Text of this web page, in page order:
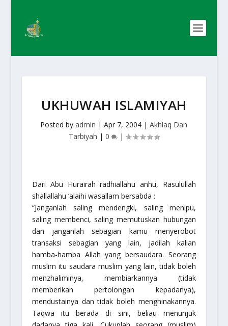
UKHUWAH ISLAMIYAH
Posted byadmin |Apr 7, 2004 |Akhlaq Dan
Tarbiyah | 0 |
Dari Abu Hurairah radhiallahu anhu, Rasulullah
shallallahu ‘alaihi wasallam bersabda :
“Janganlah saling mendengki, saling menipu,
saling membenci, saling memutuskan hubungan
dan janganlah sebagian kamu menyerobot
transaksi sebagian yang lain, jadilah kalian
hamba-hamba Allah yang bersaudara. Seorang
muslim itu saudara muslim yang lain, tidak boleh
menzhaliminya, membiarkannya (tidak
memberikan pertolongan kepadanya),
mendustainya dan tidak boleh menghinakannya.
Taqwa itu berada di sini, beliau menunjuk